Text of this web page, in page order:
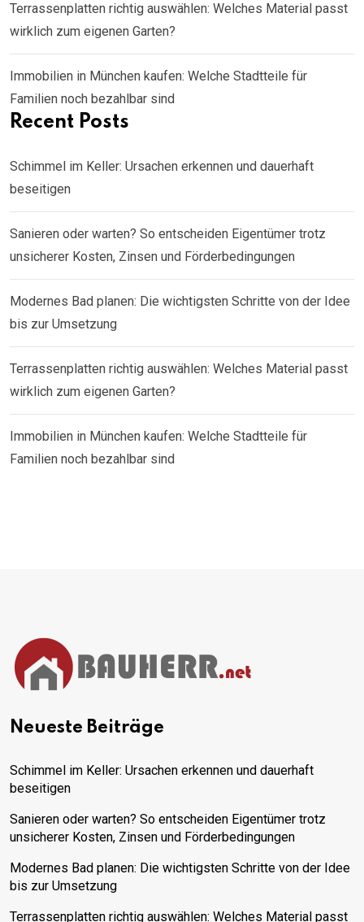
Terrassenplatten richtig auswählen: Welches Material passt
wirklich zum eigenen Garten?
Immobilien in München kaufen: Welche Stadtteile für
Familien noch bezahlbar sind
Recent Posts
Schimmel im Keller: Ursachen erkennen und dauerhaft
beseitigen
Sanieren oder warten? So entscheiden Eigentümer trotz
unsicherer Kosten, Zinsen und Förderbedingungen
Modernes Bad planen: Die wichtigsten Schritte von der Idee
bis zur Umsetzung
Terrassenplatten richtig auswählen: Welches Material passt
wirklich zum eigenen Garten?
Immobilien in München kaufen: Welche Stadtteile für
Familien noch bezahlbar sind
Neueste Beiträge
Schimmel im Keller: Ursachen erkennen und dauerhaft
beseitigen
Sanieren oder warten? So entscheiden Eigentümer trotz
unsicherer Kosten, Zinsen und Förderbedingungen
Modernes Bad planen: Die wichtigsten Schritte von der Idee
bis zur Umsetzung
Terrassenplatten richtig auswählen: Welches Material passt